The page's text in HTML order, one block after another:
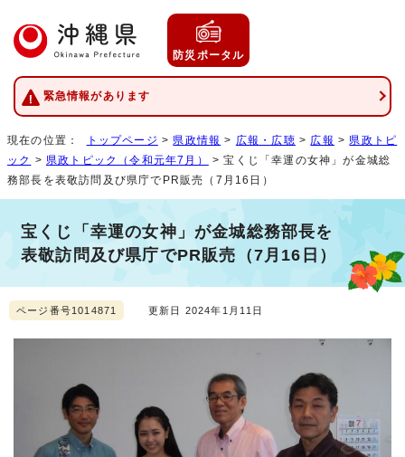
防災ポータル
緊急情報があります
現在の位置： トップページ > 県政情報 > 広報・広聴 > 広報 > 県政トピ
ック > 県政トピック（令和元年7月）
> 宝くじ「幸運の女神」が金城総
務部長を表敬訪問及び県庁でPR販売（7月16日）
宝くじ「幸運の女神」が金城総務部長を
表敬訪問及び県庁でPR販売（7月16日）
ページ番号1014871 更新日 2024年1月11日